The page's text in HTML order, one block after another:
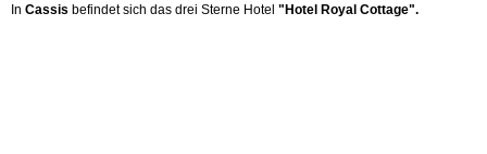
In Cassis befindet sich das drei Sterne Hotel "Hotel Royal Cottage".